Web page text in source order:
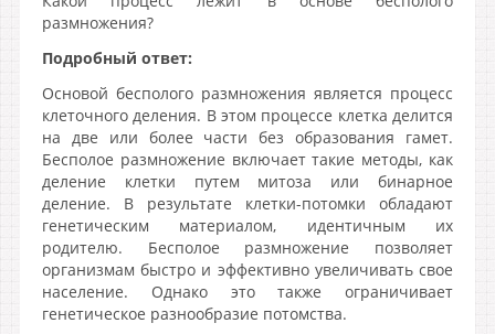
размножения?
Подробный ответ:
Основой бесполого размножения является процесс
клеточного деления. В этом процессе клетка делится
на две или более части без образования гамет.
Бесполое размножение включает такие методы, как
деление клетки путем митоза или бинарное
деление. В результате клетки-потомки обладают
генетическим материалом, идентичным их
родителю. Бесполое размножение позволяет
организмам быстро и эффективно увеличивать свое
население. Однако это также ограничивает
генетическое разнообразие потомства.